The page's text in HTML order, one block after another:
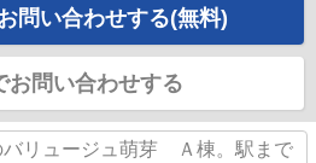
問い合わせする(無料)
お問い合わせする
バリュージュ萌芽 Ａ棟。駅まで